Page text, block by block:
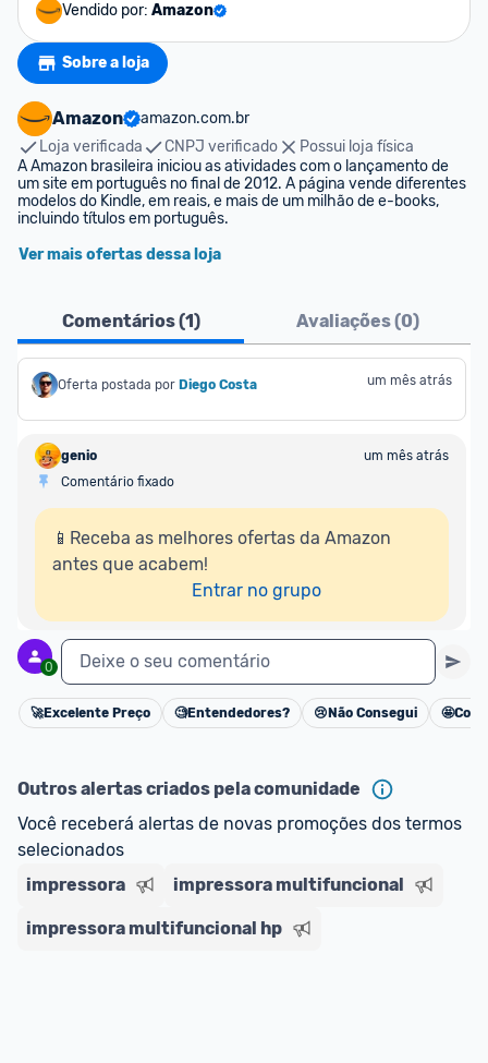
Vendido por: Amazon
Sobre a loja
Amazon
amazon.com.br
Loja verificada
CNPJ verificado
Possui loja física
A Amazon brasileira iniciou as atividades com o lançamento de
um site em português no final de 2012. A página vende diferentes
modelos do Kindle, em reais, e mais de um milhão de e-books,
incluindo títulos em português.
Ver mais ofertas dessa loja
Comentários (1) Avaliações (0)
Oferta postada por Diego Costa um mês atrás
genio
um mês atrás
Comentário fixado
📱Receba as melhores ofertas da Amazon
antes que acabem!
Entrar no grupo
0 Deixe o seu comentário
Cancelar
🚀Excelente Preço 🧐Entendedores? 😢 Não Consegui 🤩
Outros alertas criados pela comunidade
Você receberá alertas de novas promoções dos termos
selecionados
impressora
impressora multifuncional
impressora multifuncional hp